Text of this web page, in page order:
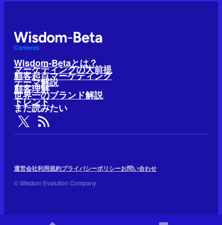
Contents
Wisdom-Betaとは？
マーケティングの大前提
顧客起点マーケティング
テーマ解説
顧客理解
世界一のブランド解説
トレンド
また読みたい
運営会社利用規約プライバシーポリシーお問い合わせ
© Wisdom Evolution Company